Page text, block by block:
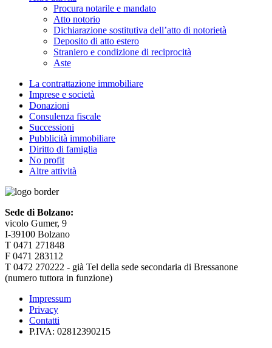
Procura notarile e mandato
Atto notorio
Dichiarazione sostitutiva dell’atto di notorietà
Deposito di atto estero
Straniero e condizione di reciprocità
Aste
La contrattazione immobiliare
Imprese e società
Donazioni
Consulenza fiscale
Successioni
Pubblicità immobiliare
Diritto di famiglia
No profit
Altre attività
Sede di Bolzano:
vicolo Gumer, 9
I-39100 Bolzano
T 0471 271848
F 0471 283112
T 0472 270222 - già Tel della sede secondaria di Bressanone
(numero tuttora in funzione)
Impressum
Privacy
Contatti
P.IVA: 02812390215